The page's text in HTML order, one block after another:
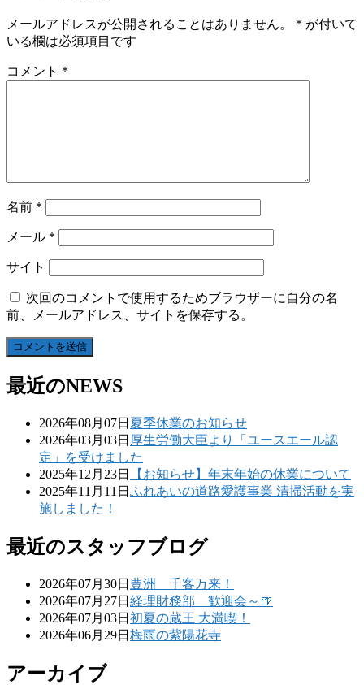
メールアドレスが公開されることはありません。 * が付いて
いる欄は必須項目です
コメント *
名前 *
メール *
サイト
次回のコメントで使用するためブラウザーに自分の名
前、メールアドレス、サイトを保存する。
最近のNEWS
2026年08月07日 夏季休業のお知らせ
2026年03月03日 厚生労働大臣より「ユースエール認
定」を受けました
2025年12月23日
【お知らせ】年末年始の休業について
2025年11月11日 ふれあいの道路愛護事業 清掃活動を実
施しました！
最近のスタッフブログ
2026年07月30日 豊洲 千客万来！
2026年07月27日 経理財務部 歓迎会～🍺
2026年07月03日 初夏の蔵王 大満喫！
2026年06月29日 梅雨の紫陽花寺
アーカイブ